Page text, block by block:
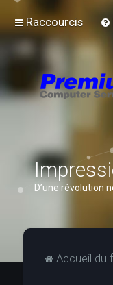
Raccourcis
D’une révolution
Accueil du